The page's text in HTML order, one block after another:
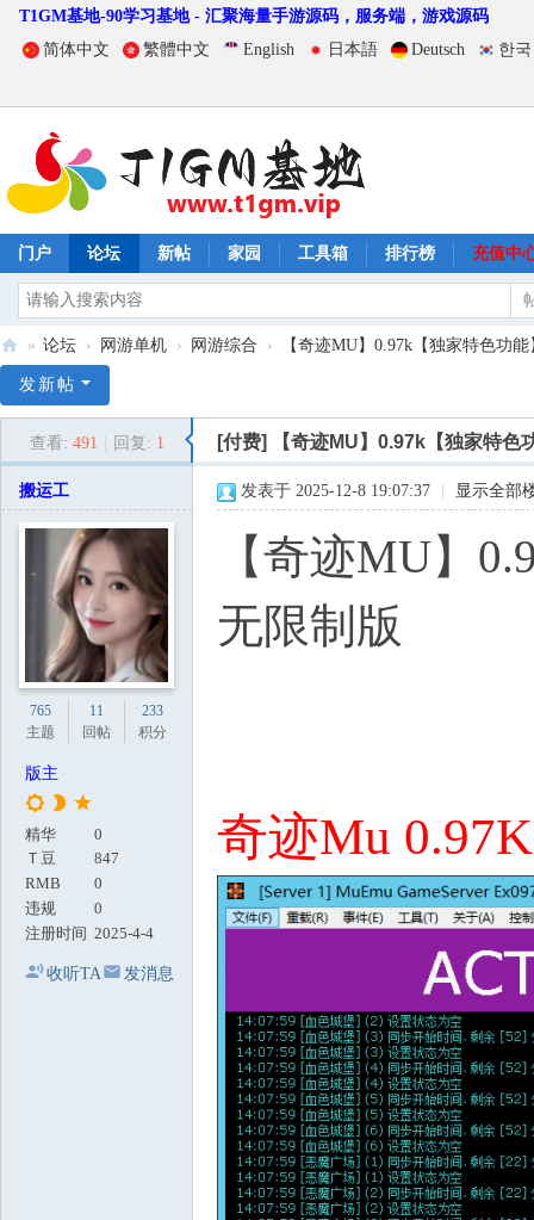
T1GM基地-90学习基地 - 汇聚海量手游源码，服务端，游戏源码
简体中文
繁體中文 English 日本語 Deutsch 한
门户 论坛 新帖 家园 工具箱 排行榜 充值中
1
» 论坛 › 网游单机 › 网游综合 › 【奇迹MU】0.97k【独家特色功
发新帖
查看: 491 回复: 1 [付费] 【奇迹MU】0.97k【独家特
搬运工
765
主题
11
回帖
233
积分
版主
精华
0
Ｔ豆
847
RMB
0
违规
0
注册时间 2025-4-4
收听TA 发消息
发表于 2025-12-8 19:07:37 显示全部
【奇迹MU】
无限制版
奇迹Mu